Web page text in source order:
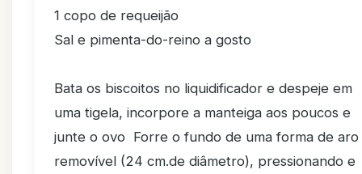
1 copo de requeijão
Sal e pimenta-do-reino a gosto
Bata os biscoitos no liquidificador e despeje em
uma tigela, incorpore a manteiga aos poucos e
junte o ovo Forre o fundo de uma forma de aro
removível (24 cm.de diâmetro), pressionando e